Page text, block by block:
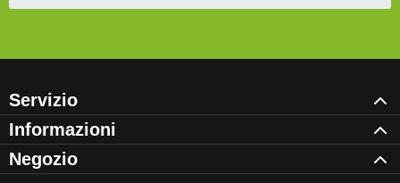
Servizio
Informazioni
Negozio